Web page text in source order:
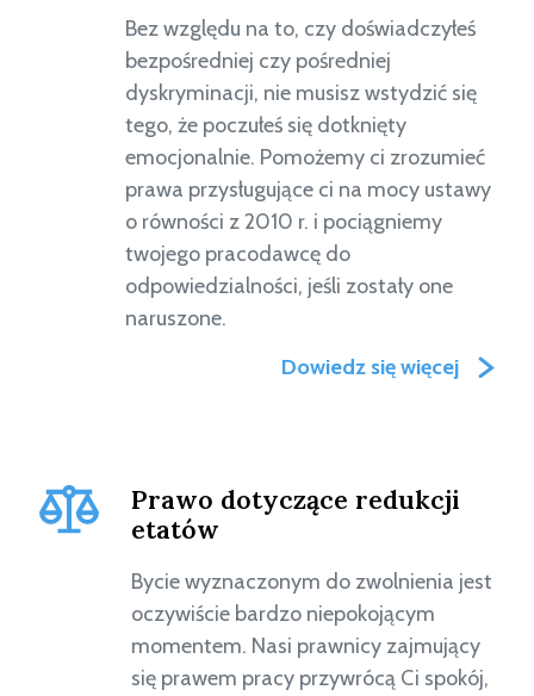
Bez względu na to, czy doświadczyłeś
bezpośredniej czy pośredniej
dyskryminacji, nie musisz wstydzić się
tego, że poczułeś się dotknięty
emocjonalnie. Pomożemy ci zrozumieć
prawa przysługujące ci na mocy ustawy
o równości z 2010 r. i pociągniemy
twojego pracodawcę do
odpowiedzialności, jeśli zostały one
naruszone.
Dowiedz się więcej
Prawo dotyczące redukcji
etatów
Bycie wyznaczonym do zwolnienia jest
oczywiście bardzo niepokojącym
momentem. Nasi prawnicy zajmujący
się prawem pracy przywrócą Ci spokój,